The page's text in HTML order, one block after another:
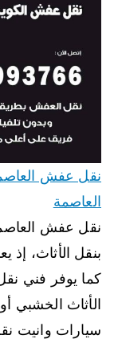
العاصمة
نقل عفش
بنقل الأثاث،
كما يوفر فني
الأثاث الخشبي
سيارات وانيت